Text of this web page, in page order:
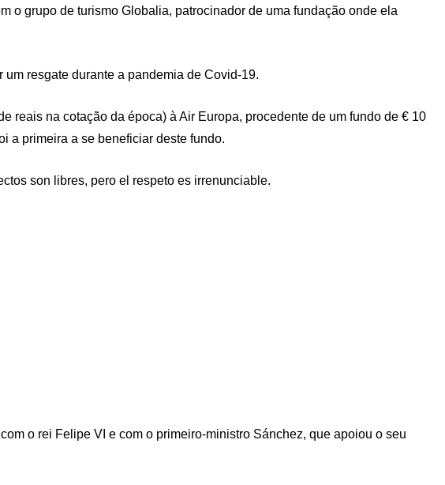
o grupo de turismo Globalia, patrocinador de uma fundação onde ela
resgate durante a pandemia de Covid-19.
reais na cotação da época) à Air Europa, procedente de um fundo de € 10
a primeira a se beneficiar deste fundo.
son libres, pero el respeto es irrenunciable.
o rei Felipe VI e com o primeiro-ministro Sánchez, que apoiou o seu